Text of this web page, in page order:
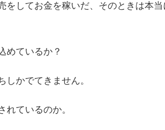
をしてお金を稼いだ、そのときは本当
めているか？
かでてきません。
ているのか。